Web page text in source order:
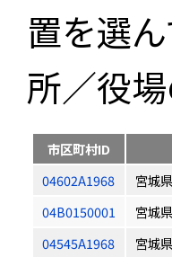
置を選
所／役
市区町村ID
04602A1968
宮城
04B0150001
宮城
04545A1968
宮城